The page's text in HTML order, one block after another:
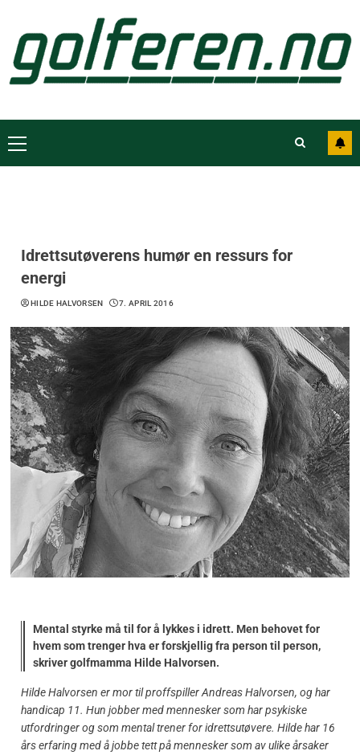
Idrettsutøverens humør en ressurs for
energi
HILDE HALVORSEN 7. APRIL 2016
Mental styrke må til for å lykkes i idrett. Men behovet for
hvem som trenger hva er forskjellig fra person til person,
skriver golfmamma Hilde Halvorsen.
Hilde Halvorsen er mor til proffspiller Andreas Halvorsen, og har
handicap 11. Hun jobber med mennesker som har psykiske
utfordringer og som mental trener for idrettsutøvere. Hilde har 16
års erfaring med å jobbe tett på mennesker som av ulike årsaker